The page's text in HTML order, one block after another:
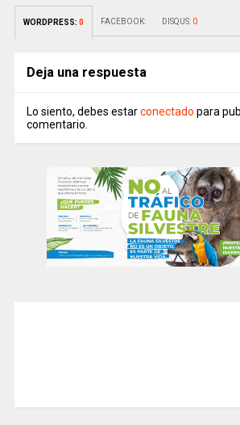
WORDPRESS: 0 FACEBOOK: DISQUS: 0
Deja una respuesta
Lo siento, debes estarconectado para
comentario.